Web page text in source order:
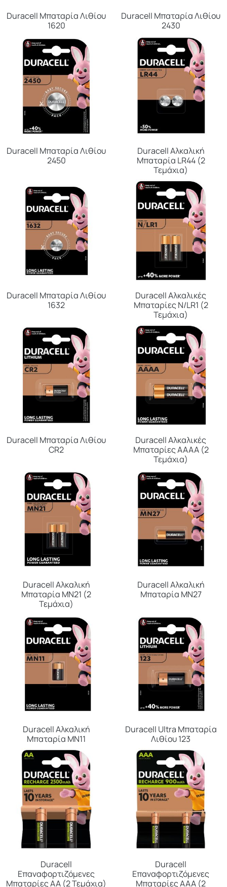
Duracell Μπαταρία Λιθίου
1620
Duracell Μπαταρία Λιθίου
2430
Duracell Μπαταρία Λιθίου
2450
Duracell Αλκαλική
Μπαταρία LR44 (2
Τεμάχια)
Duracell Μπαταρία Λιθίου
1632
Duracell Αλκαλικές
Μπαταρίες N/LR1 (2
Τεμάχια)
Duracell Μπαταρία Λιθίου
CR2
Duracell Αλκαλικές
Μπαταρίες ΑΑΑΑ (2
Τεμάχια)
Duracell Αλκαλική
Μπαταρία MΝ21 (2
Τεμάχια)
Duracell Αλκαλική
Μπαταρία MΝ27
Duracell Αλκαλική
Μπαταρία MΝ11
Duracell Ultra Μπαταρία
Λιθίου 123
Duracell
Επαναφορτιζόμενες
Μπαταρίες ΑΑ (2 Τεμάχια)
Duracell
Επαναφορτιζόμενες
Μπαταρίες ΑΑΑ (2